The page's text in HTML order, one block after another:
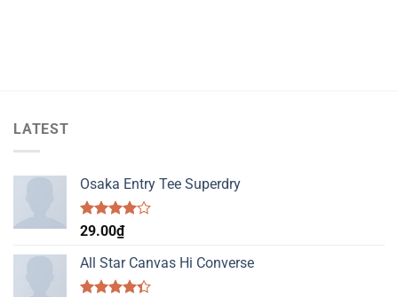
LATEST
Osaka Entry Tee Superdry
Được
xếp hạng
4.005
sao
29.00₫
All Star Canvas Hi Converse